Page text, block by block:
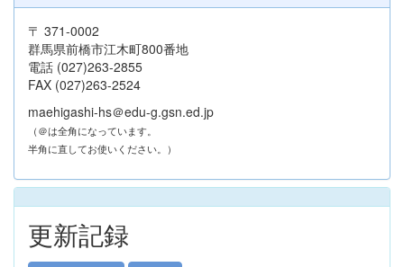
〒 371-0002
群馬県前橋市江木町800番地
電話 (027)263-2855
FAX (027)263-2524
maehigashi-hs＠edu-g.gsn.ed.jp
（＠は全角になっています。
半角に直してお使いください。）
更新記録